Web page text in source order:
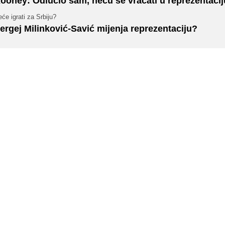
igrati za Srbiju?
Milinković-Savić mijenja reprezentaciju?